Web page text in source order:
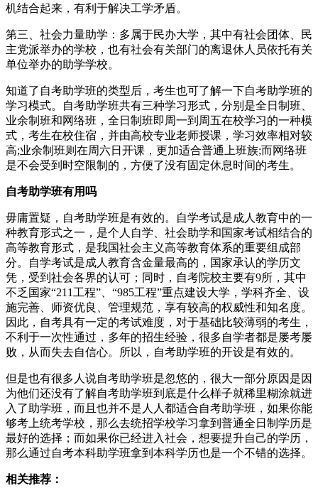
机结合起来，有利于解决工学矛盾。
第三、社会力量助学：多属于民办大学，其中有社会团体、民
主党派举办的学校，也有社会有关部门的离退休人员依托有关
单位举办的助学学校。
知道了自考助学班的类型后，考生也可了解一下自考助学班的
学习模式。自考助学班共有三种学习形式，分别是全日制班、
业余制班和网络班，全日制班即周一到周五在校学习的一种模
式，考生在校住宿，并由高校专业老师授课，学习效率相对较
高;业余制班则在周六日开课，更加适合普通上班族;而网络班
是不会受到时空限制的，方便了没有固定休息时间的考生。
自考助学班有用吗
毋庸置疑，自考助学班是有效的。自学考试是成人教育中的一
种教育形式之一，是个人自学、社会助学和国家考试相结合的
高等教育形式，是我国社会主义高等教育体系的重要组成部
分。自学考试是成人教育含金量最高的，国家承认的学历文
凭，受到社会各界的认可；同时，自考院校主要有9所，其中
不乏国家“211工程”、“985工程”重点建设大学，学科齐全、设
施完善、师资优良、管理规范，享有较高的权威性和知名度。
因此，自考具有一定的考试难度，对于基础比较薄弱的考生，
不利于一次性通过，多年的招生经验，很多自学者都是屡考屡
败，从而失去自信心。所以，自考助学班的开设是有效的。
但是也有很多人说自考助学班是忽悠的，很大一部分原因是因
为他们还没有了解自考助学班到底是什么样子就稀里糊涂就进
入了助学班，而且也并不是人人都适合自考助学班，如果你能
够考上统考学校，那么去统招学校学习拿到普通全日制学历是
最好的选择；而如果你已经进入社会，想要提升自己的学历，
那么通过自考本科助学班拿到本科学历也是一个不错的选择。
相关推荐：